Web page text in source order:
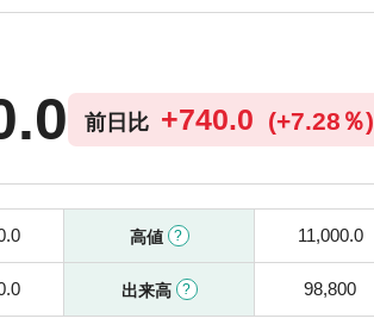
前日比 +740.0 (+7.28％)
高値 11,000.0
出来高 98,800